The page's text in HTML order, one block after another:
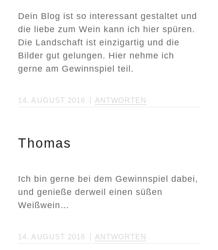
Dein Blog ist so interessant gestaltet und
die liebe zum Wein kann ich hier spüren.
Die Landschaft ist einzigartig und die
Bilder gut gelungen. Hier nehme ich
gerne am Gewinnspiel teil.
14. AUGUST 2016 ANTWORTEN
Thomas
Ich bin gerne bei dem Gewinnspiel dabei,
und genieße derweil einen süßen
Weißwein…
14. AUGUST 2016 ANTWORTEN